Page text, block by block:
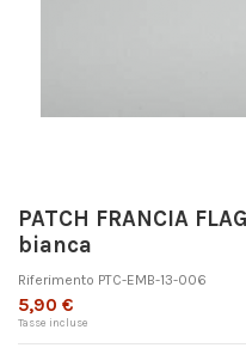
PATCH FRANCIA
bianca
Riferimento PTC-EMB-13-006
5,90 €
Tasse incluse